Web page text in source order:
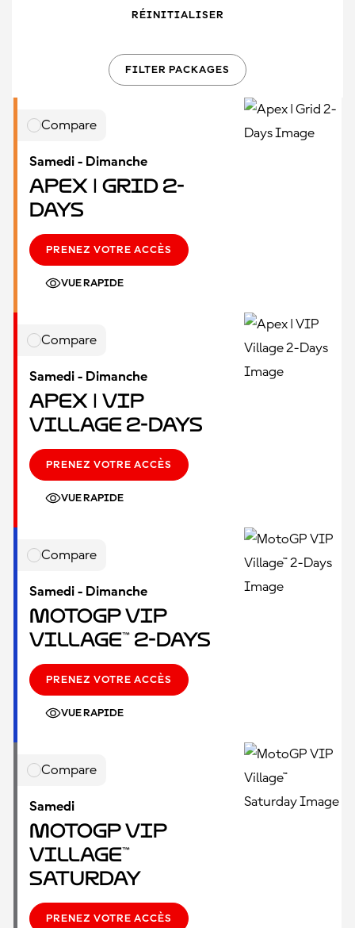
RÉINITIALISER
FILTER PACKAGES
Compare
Samedi - Dimanche
Apex | Grid 2-
Days
PRENEZ VOTRE ACCÈS
VUE RAPIDE
Compare
Samedi - Dimanche
Apex | VIP
Village 2-Days
PRENEZ VOTRE ACCÈS
VUE RAPIDE
Compare
Samedi - Dimanche
MotoGP VIP
Village™ 2-Days
PRENEZ VOTRE ACCÈS
VUE RAPIDE
Compare
Samedi
MotoGP VIP
Village™
Saturday
PRENEZ VOTRE ACCÈS